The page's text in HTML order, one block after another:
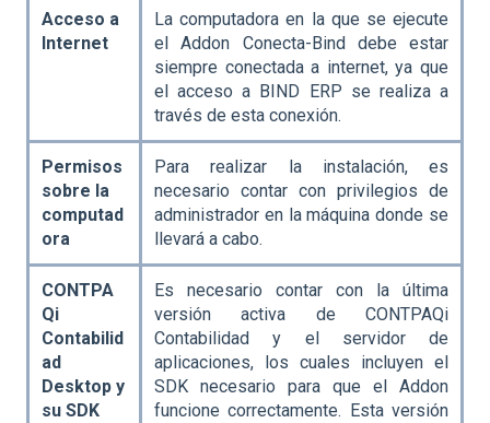
Acceso a
Internet
La computadora en la que se ejecute
el Addon Conecta-Bind debe estar
siempre conectada a internet, ya que
el acceso a BIND ERP se realiza a
través de esta conexión.
Permisos
sobre la
computad
ora
Para realizar la instalación, es
necesario contar con privilegios de
administrador en la máquina donde se
llevará a cabo.
CONTPA
Qi
Contabilid
ad
Desktop y
su SDK
Es necesario contar con la última
versión activa de CONTPAQi
Contabilidad y el servidor de
aplicaciones, los cuales incluyen el
SDK necesario para que el Addon
funcione correctamente. Esta versión